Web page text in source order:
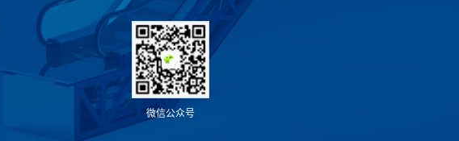
微信公众号